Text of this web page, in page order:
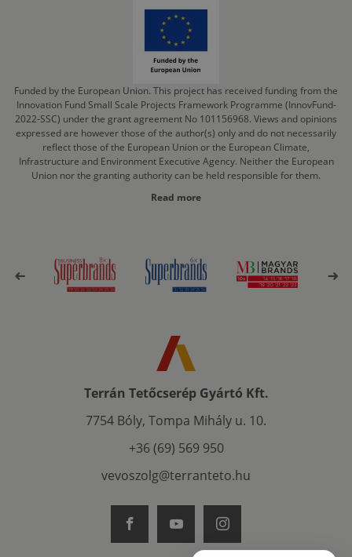
Funded by the European Union. This project has received funding from the
Innovation Fund Small Scale Projects Framework Programme (InnovFund-
2022-SSC) under the grant agreement No 101156968. Views and opinions
expressed are however those of the author(s) only and do not necessarily
reflect those of the European Union or the European Climate,
Infrastructure and Environment Executive Agency. Neither the European
Union nor the granting authority can be held responsible for them.
Read more
Terrán Tetőcserép Gyártó Kft.
7754 Bóly, Tompa Mihály u. 10.
+36 (69) 569 950
vevoszolg@terranteto.hu